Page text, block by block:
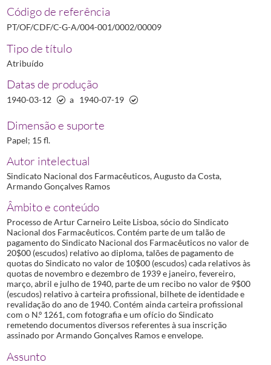
00009 Processo de Artur Carneiro Leite Lisboa
00010Processo de Augusto de Oliveira Mendes
00012
00015 Processo de Eduardo de Castro
(...)
Código de referência
PT/OF/CDF/C-G-A/004-001/0002/00009
Tipo de título
Atribuído
Datas de produção
1940-03-12 a 1940-07-19
Dimensão e suporte
Papel; 15 fl.
Autor intelectual
Sindicato Nacional dos Farmacêuticos, Augusto da Costa,
Armando Gonçalves Ramos
Âmbito e conteúdo
Processo de Artur Carneiro Leite Lisboa, sócio do Sindicato
Nacional dos Farmacêuticos. Contém parte de um talão de
pagamento do Sindicato Nacional dos Farmacêuticos no valor de
20$00 (escudos) relativo ao diploma, talões de pagamento de
quotas do Sindicato no valor de 10$00 (escudos) cada relativos às
quotas de novembro e dezembro de 1939 e janeiro, fevereiro,
março, abril e julho de 1940, parte de um recibo no valor de 9$00
(escudos) relativo à carteira profissional, bilhete de identidade e
revalidação do ano de 1940. Contém ainda carteira profissional
com o N.º 1261, com fotografia e um ofício do Sindicato
remetendo documentos diversos referentes à sua inscrição
assinado por Armando Gonçalves Ramos e envelope.
Assunto